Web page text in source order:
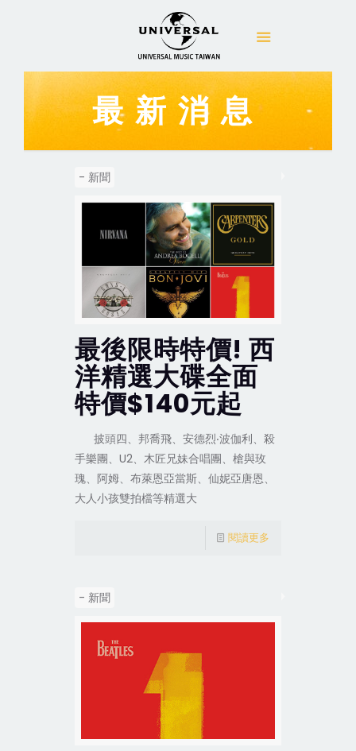
最新消息
- 新聞
最後限時特價! 西
洋精選大碟全面
特價$140元起
披頭四、邦喬飛、安德烈‧波伽利、殺
手樂團、U2、木匠兄妹合唱團、槍與玫
瑰、阿姆、布萊恩亞當斯、仙妮亞唐恩、
大人小孩雙拍檔等精選大
閱讀更多
- 新聞